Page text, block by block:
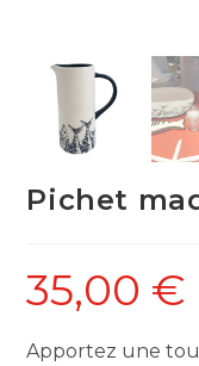
Pichet
35,00 €
Apportez une